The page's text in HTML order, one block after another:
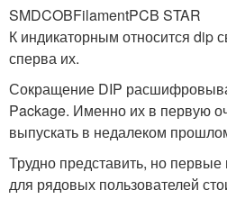
SMDCOBFilamentPCB STAR
К индикаторным относится dip
сперва их.
Сокращение DIP
Package. Именно их в первую
выпускать в недалеком
Трудно представить, но
для рядовых пользователей